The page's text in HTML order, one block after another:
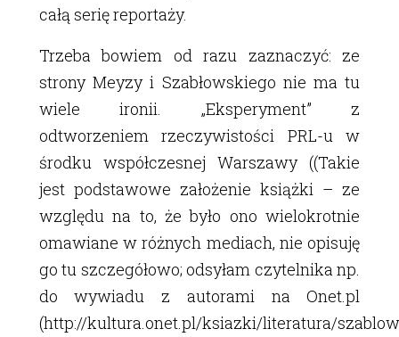
całą serię reportaży.
Trzeba bowiem od razu zaznaczyć: ze
strony Meyzy i Szabłowskiego nie ma tu
wiele ironii. „Eksperyment” z
odtworzeniem rzeczywistości PRL-u w
środku współczesnej Warszawy ((Takie
jest podstawowe założenie książki – ze
względu na to, że było ono wielokrotnie
omawiane w różnych mediach, nie opisuję
go tu szczegółowo; odsyłam czytelnika np.
do wywiadu z autorami na Onet.pl
(http://kultura.onet.pl/ksiazki/literatura/